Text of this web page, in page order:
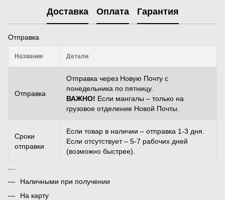
Доставка Оплата Гарантия
Отправка
Название Детали
Отправка
Отправка через Новую Почту с
понедельника по пятницу.
ВАЖНО! Если мангалы – только на
грузовое отделение Новой Почты.
Сроки
отправки
Если товар в наличии – отправка 1-3 дня.
Если отсутствует – 5-7 рабочих дней
(возможно быстрее).
```
Наличными при получении
На карту